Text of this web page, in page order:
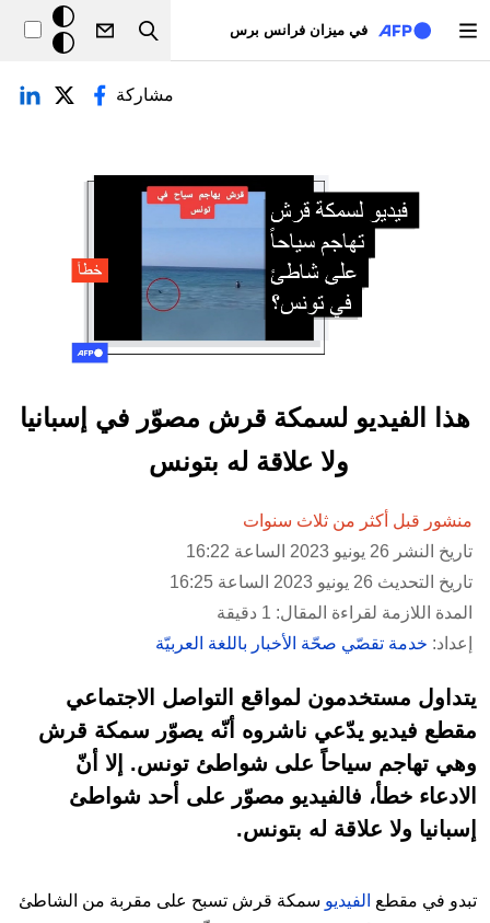
في ميزان فرانس برس
Search
خلفيّة
داكنة
التبويبات الأساسية
مشاركة
هذا الفيديو لسمكة قرش مصوّر في إسبانيا
ولا علاقة له بتونس
منشور قبل أكثر من ثلاث سنوات
تاريخ النشر 26 يونيو 2023 الساعة 16:22
تاريخ التحديث 26 يونيو 2023 الساعة 16:25
المدة اللازمة لقراءة المقال: 1 دقيقة
إعداد: خدمة تقصّي صحّة الأخبار باللغة العربيّة
يتداول مستخدمون لمواقع التواصل الاجتماعي
مقطع فيديو يدّعي ناشروه أنّه يصوّر سمكة قرش
وهي تهاجم سياحاً على شواطئ تونس. إلا أنّ
الادعاء خطأ، فالفيديو مصوّر على أحد شواطئ
إسبانيا ولا علاقة له بتونس.
تبدو في مقطع الفيديو سمكة قرش تسبح على مقربة من الشاطئ